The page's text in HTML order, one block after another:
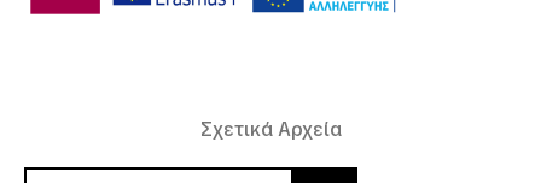
Σχετικά Αρχεία